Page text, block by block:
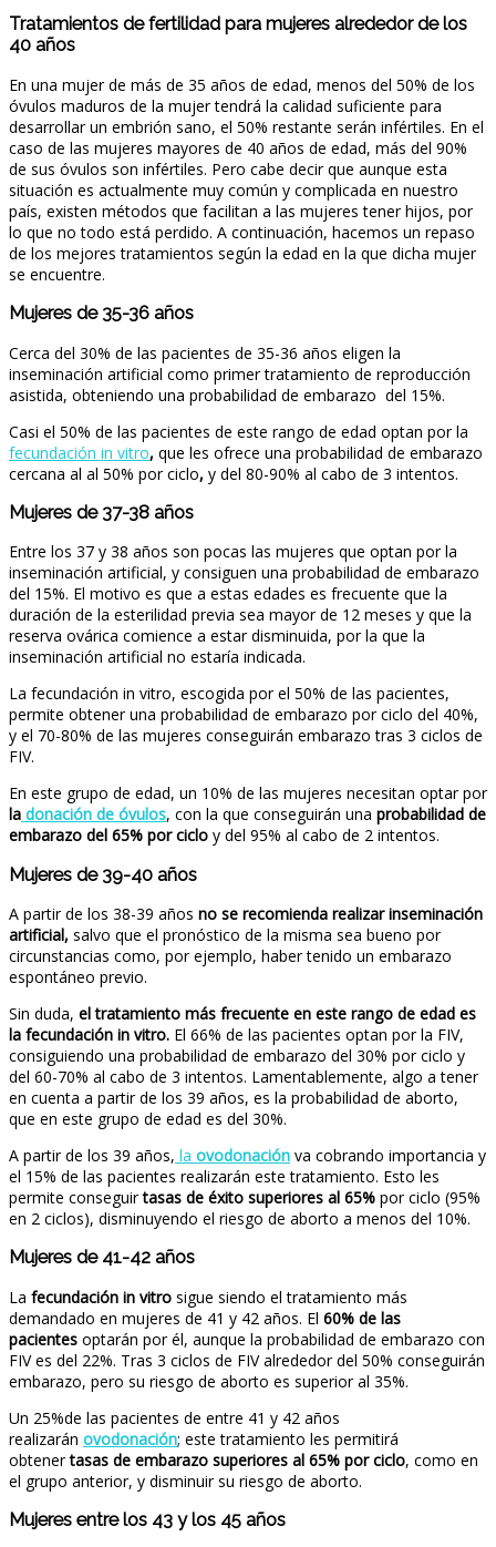
Tratamientos de fertilidad para mujeres alrededor de los
40 años
En una mujer de más de 35 años de edad, menos del 50% de los
óvulos maduros de la mujer tendrá la calidad suficiente para
desarrollar un embrión sano, el 50% restante serán infértiles. En el
caso de las mujeres mayores de 40 años de edad, más del 90%
de sus óvulos son infértiles. Pero cabe decir que aunque esta
situación es actualmente muy común y complicada en nuestro
país, existen métodos que facilitan a las mujeres tener hijos, por
lo que no todo está perdido. A continuación, hacemos un repaso
de los mejores tratamientos según la edad en la que dicha mujer
se encuentre.
Mujeres de 35-36 años
Cerca del 30% de las pacientes de 35-36 años eligen la
inseminación artificial como primer tratamiento de reproducción
asistida, obteniendo una probabilidad de embarazo del 15%.
Casi el 50% de las pacientes de este rango de edad optan por la
fecundación in vitro, que les ofrece una probabilidad de embarazo
cercana al al 50% por ciclo, y del 80-90% al cabo de 3 intentos.
Mujeres de 37-38 años
Entre los 37 y 38 años son pocas las mujeres que optan por la
inseminación artificial, y consiguen una probabilidad de embarazo
del 15%. El motivo es que a estas edades es frecuente que la
duración de la esterilidad previa sea mayor de 12 meses y que la
reserva ovárica comience a estar disminuida, por la que la
inseminación artificial no estaría indicada.
La fecundación in vitro, escogida por el 50% de las pacientes,
permite obtener una probabilidad de embarazo por ciclo del 40%,
y el 70-80% de las mujeres conseguirán embarazo tras 3 ciclos de
FIV.
En este grupo de edad, un 10% de las mujeres necesitan optar por
la donación de óvulos, con la que conseguirán una probabilidad de
embarazo del 65% por ciclo y del 95% al cabo de 2 intentos.
Mujeres de 39-40 años
A partir de los 38-39 años no se recomienda realizar inseminación
artificial, salvo que el pronóstico de la misma sea bueno por
circunstancias como, por ejemplo, haber tenido un embarazo
espontáneo previo.
Sin duda, el tratamiento más frecuente en este rango de edad es
la fecundación in vitro. El 66% de las pacientes optan por la FIV,
consiguiendo una probabilidad de embarazo del 30% por ciclo y
del 60-70% al cabo de 3 intentos. Lamentablemente, algo a tener
en cuenta a partir de los 39 años, es la probabilidad de aborto,
que en este grupo de edad es del 30%.
A partir de los 39 años, la ovodonación va cobrando importancia y
el 15% de las pacientes realizarán este tratamiento. Esto les
permite conseguirtasas de éxito superiores al 65% por ciclo (95%
en 2 ciclos), disminuyendo el riesgo de aborto a menos del 10%.
Mujeres de 41-42 años
La fecundación in vitro sigue siendo el tratamiento más
demandado en mujeres de 41 y 42 años. El 60% de las
pacientes optarán por él, aunque la probabilidad de embarazo con
FIV es del 22%. Tras 3 ciclos de FIV alrededor del 50% conseguirán
embarazo, pero su riesgo de aborto es superior al 35%.
Un 25%de las pacientes de entre 41 y 42 años
realizarán ovodonación; este tratamiento les permitirá
obtenertasas de embarazo superiores al 65% por ciclo, como en
el grupo anterior, y disminuir su riesgo de aborto.
Mujeres entre los 43 y los 45 años